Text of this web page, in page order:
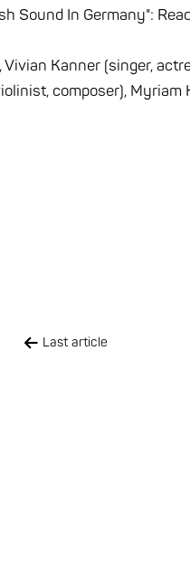
Sound In Germany":
Kanner (singer,
composer), Myriam
Last article